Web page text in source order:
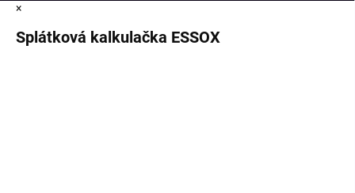
×
Splátková kalkulačka ESSOX